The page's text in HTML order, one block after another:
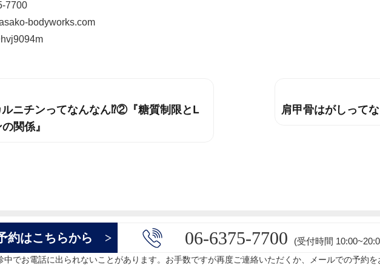
7700
bodyworks.com
ニチンってなんなん⁉️②『糖質制限とL
関係』
次
肩甲骨はがしって
約はこちらから > 06-6375-7700 (受付時間
中でお電話に出られないことがあります。お手数ですが再度ご連絡いただくか、メールでの予約